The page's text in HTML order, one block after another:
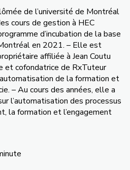
de l’université de Montréal
cours de gestion à HEC
d’incubation de la base
en 2021. – Elle est
affiliée à Jean Coutu
cofondatrice de RxTuteur
de la formation et
– Au cours des années, elle a
l’automatisation des processus
la formation et l’engagement